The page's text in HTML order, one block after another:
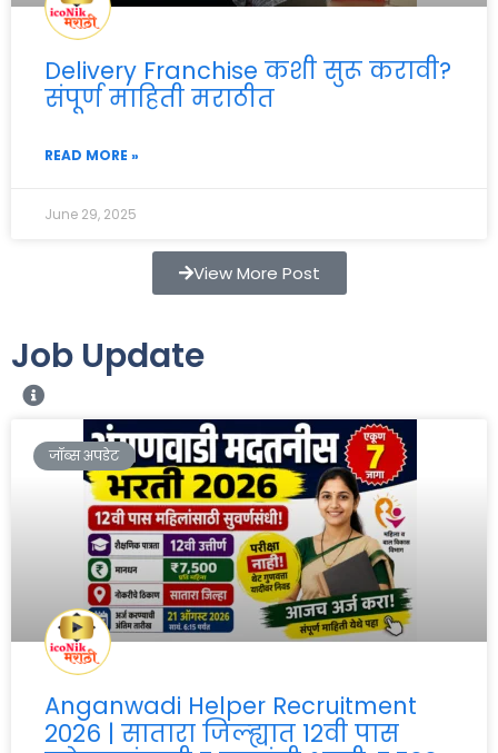
Delivery Franchise कशी सुरू करावी?
संपूर्ण माहिती मराठीत
READ MORE »
June 29, 2025
View More Post
Job Update
जॉब्स अपडेट
Anganwadi Helper Recruitment
2026 | सातारा जिल्ह्यात 12वी पास